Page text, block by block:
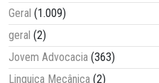
Geral (1.009)
geral (2)
Jovem Advocacia (363)
Linguiça Mecânica (2)